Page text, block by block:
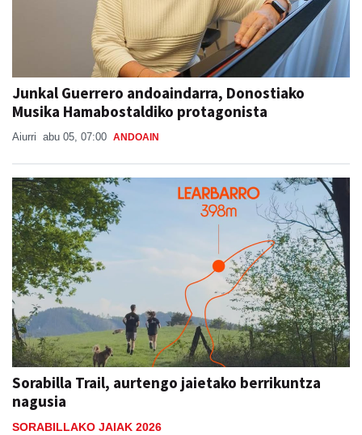
Junkal Guerrero andoaindarra, Donostiako
Musika Hamabostaldiko protagonista
Aiurri abu 05, 07:00 ANDOAIN
Sorabilla Trail, aurtengo jaietako berrikuntza
nagusia
SORABILLAKO JAIAK 2026